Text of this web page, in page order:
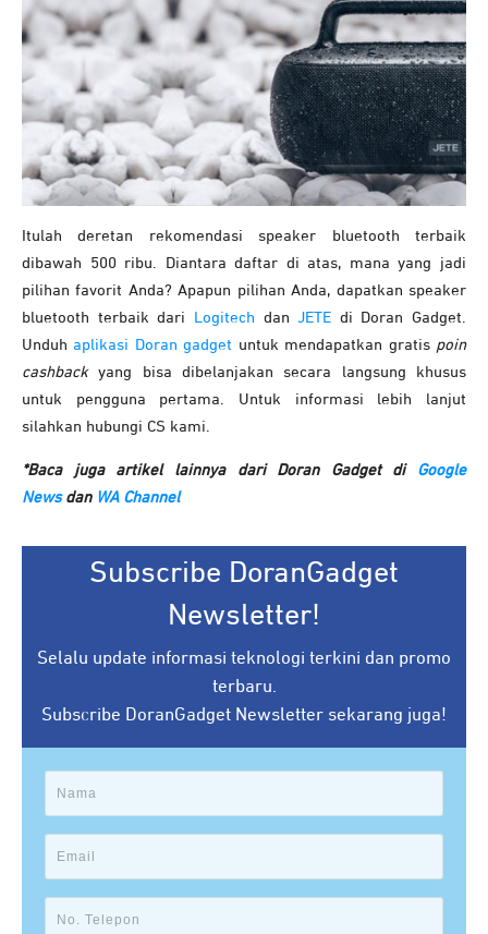
Itulah deretan rekomendasi speaker bluetooth terbaik
dibawah 500 ribu. Diantara daftar di atas, mana yang jadi
pilihan favorit Anda? Apapun pilihan Anda, dapatkan speaker
bluetooth terbaik dari
Logitech danJETE di Doran Gadget.
Unduh aplikasi Doran gadget untuk mendapatkan gratis poin
cashbackyang bisa dibelanjakan secara langsung khusus
untuk pengguna pertama. Untuk informasi lebih lanjut
silahkan hubungi CS kami.
*Baca juga artikel lainnya dari Doran Gadget di Google
Newsdan WA Channel
Subscribe DoranGadget
Newsletter!
Selalu update informasi teknologi terkini dan promo
terbaru.
Subscribe DoranGadget Newsletter sekarang juga!